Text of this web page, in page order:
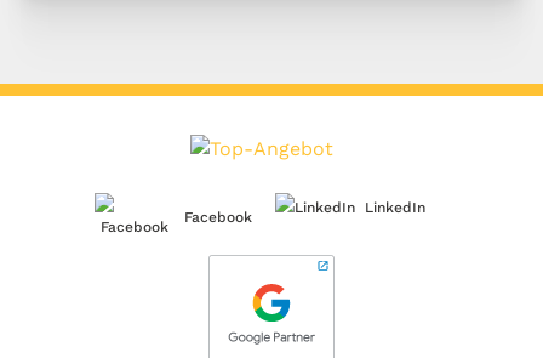
Facebook
LinkedIn